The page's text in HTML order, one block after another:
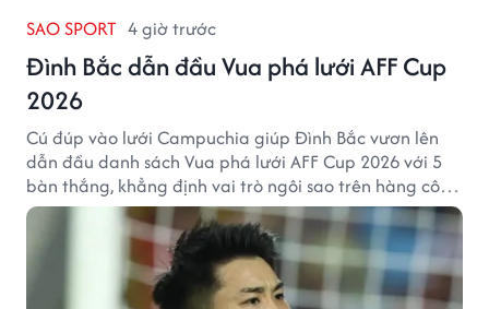
SAO SPORT 4 giờ trước
Đình Bắc dẫn đầu Vua phá lưới AFF Cup
2026
Cú đúp vào lưới Campuchia giúp Đình Bắc vươn lên
dẫn đầu danh sách Vua phá lưới AFF Cup 2026 với 5
bàn thắng, khẳng định vai trò ngôi sao trên hàng công
tuyển Việt Nam.